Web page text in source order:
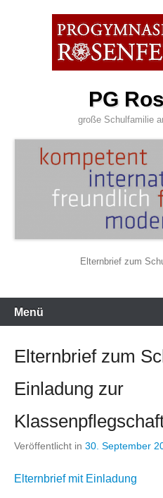
PG
große Schulfamilie
Elternbrief zum
Primäres
Menü
Menü
Elternbrief zum
Einladung zur
Veröffentlicht in 30. September
Elternbrief mit Einladung